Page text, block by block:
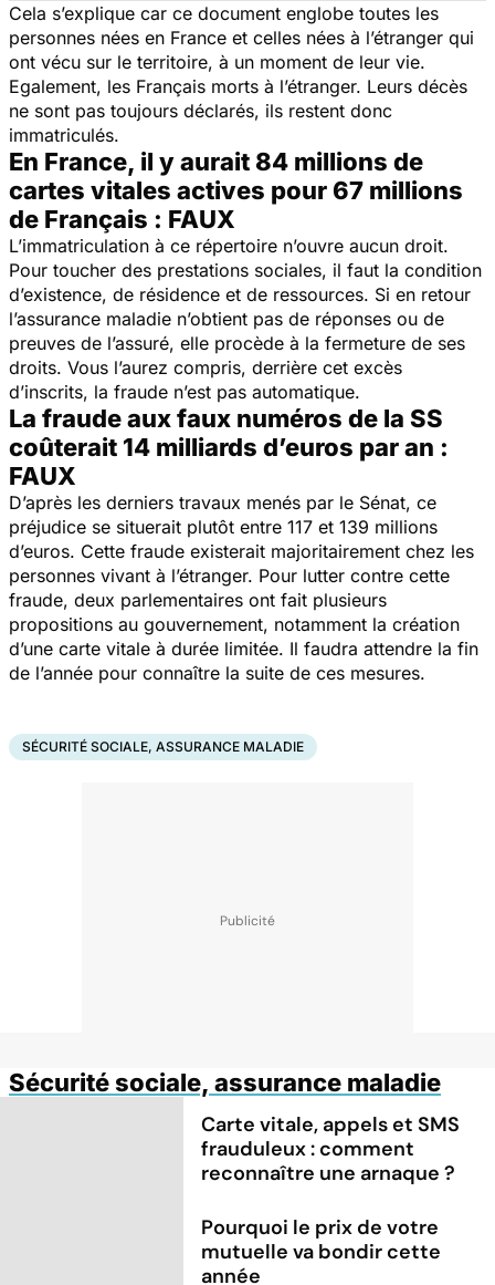
Cela s’explique car ce document englobe toutes les
personnes nées en France et celles nées à l’étranger qui
ont vécu sur le territoire, à un moment de leur vie.
Egalement, les Français morts à l’étranger. Leurs décès
ne sont pas toujours déclarés, ils restent donc
immatriculés.
En France, il y aurait 84 millions de
cartes vitales actives pour 67 millions
de Français : FAUX
L’immatriculation à ce répertoire n’ouvre aucun droit.
Pour toucher des prestations sociales, il faut la condition
d’existence, de résidence et de ressources. Si en retour
l’assurance maladie n’obtient pas de réponses ou de
preuves de l’assuré, elle procède à la fermeture de ses
droits. Vous l’aurez compris, derrière cet excès
d’inscrits, la fraude n’est pas automatique.
La fraude aux faux numéros de la SS
coûterait 14 milliards d’euros par an :
FAUX
D’après les derniers travaux menés par le Sénat, ce
préjudice se situerait plutôt entre 117 et 139 millions
d’euros. Cette fraude existerait majoritairement chez les
personnes vivant à l’étranger. Pour lutter contre cette
fraude, deux parlementaires ont fait plusieurs
propositions au gouvernement, notamment la création
d’une carte vitale à durée limitée. Il faudra attendre la fin
de l’année pour connaître la suite de ces mesures.
SÉCURITÉ SOCIALE, ASSURANCE MALADIE
Sécurité sociale, assurance maladie
Carte vitale, appels et SMS
frauduleux : comment
reconnaître une arnaque ?
Pourquoi le prix de votre
mutuelle va bondir cette
année